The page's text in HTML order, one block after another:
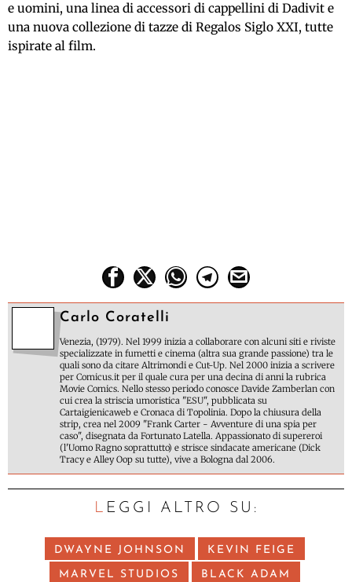
e uomini, una linea di accessori di cappellini di Dadivit e
una nuova collezione di tazze di Regalos Siglo XXI, tutte
ispirate al film.
Carlo Coratelli
Venezia, (1979). Nel 1999 inizia a collaborare con alcuni siti e riviste
specializzate in fumetti e cinema (altra sua grande passione) tra le
quali sono da citare Altrimondi e Cut-Up. Nel 2000 inizia a scrivere
per Comicus.it per il quale cura per una decina di anni la rubrica
Movie Comics. Nello stesso periodo conosce Davide Zamberlan con
cui crea la striscia umoristica "ESU", pubblicata su
Cartaigienicaweb e Cronaca di Topolinia. Dopo la chiusura della
strip, crea nel 2009 "Frank Carter - Avventure di una spia per
caso", disegnata da Fortunato Latella. Appassionato di supereroi
(l'Uomo Ragno soprattutto) e strisce sindacate americane (Dick
Tracy e Alley Oop su tutte), vive a Bologna dal 2006.
LEGGI ALTRO SU:
DWAYNE JOHNSON KEVIN FEIGE
MARVEL STUDIOS BLACK ADAM